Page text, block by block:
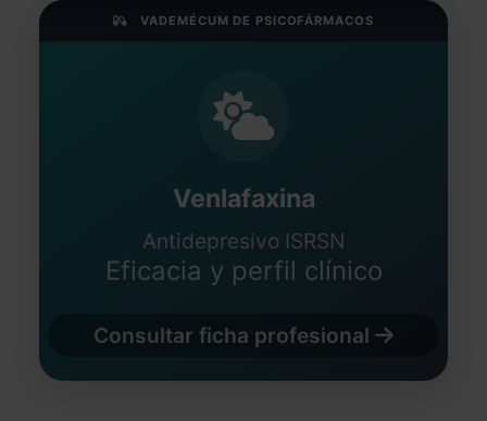
VADEMÉCUM DE PSICOFÁRMACOS
Venlafaxina
Antidepresivo ISRSN
Eficacia y perfil clínico
Consultar ficha profesional